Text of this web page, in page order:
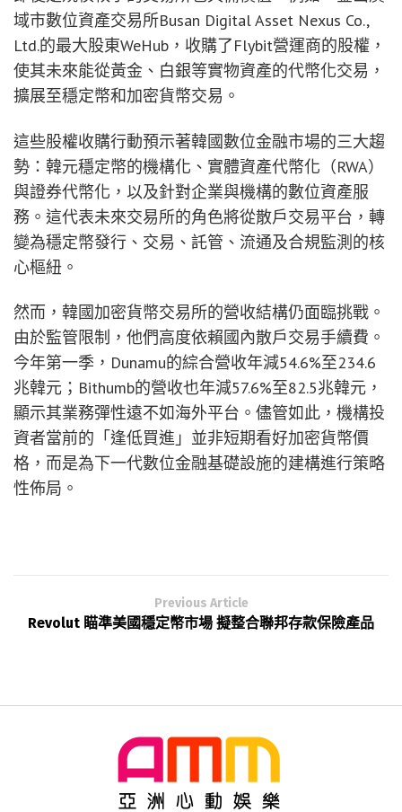
域市數位資產交易所Busan Digital Asset Nexus Co.,
Ltd.的最大股東WeHub，收購了Flybit營運商的股權，
使其未來能從黃金、白銀等實物資產的代幣化交易，
擴展至穩定幣和加密貨幣交易。
這些股權收購行動預示著韓國數位金融市場的三大趨
勢：韓元穩定幣的機構化、實體資產代幣化（RWA）
與證券代幣化，以及針對企業與機構的數位資產服
務。這代表未來交易所的角色將從散戶交易平台，轉
變為穩定幣發行、交易、託管、流通及合規監測的核
心樞紐。
然而，韓國加密貨幣交易所的營收結構仍面臨挑戰。
由於監管限制，他們高度依賴國內散戶交易手續費。
今年第一季，Dunamu的綜合營收年減54.6%至234.6
兆韓元；Bithumb的營收也年減57.6%至82.5兆韓元，
顯示其業務彈性遠不如海外平台。儘管如此，機構投
資者當前的「逢低買進」並非短期看好加密貨幣價
格，而是為下一代數位金融基礎設施的建構進行策略
性佈局。
Previous Article
Revolut 瞄準美國穩定幣市場 擬整合聯邦存款保險產品